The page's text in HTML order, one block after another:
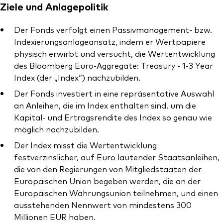
Ressourcen
Marktvolatilität
Research
Anbieterliste
Vanguard Modellportfolios
Vanguard Beratungsstudie
Ziele und Anlagepolitik
Der Fonds verfolgt einen Passivmanagement- bzw.
Indexierungsanlageansatz, indem er Wertpapiere
physisch erwirbt und versucht, die Wertentwicklung
des Bloomberg Euro-Aggregate: Treasury - 1-3 Year
Index (der „Index“) nachzubilden.
Der Fonds investiert in eine repräsentative Auswahl
an Anleihen, die im Index enthalten sind, um die
Kapital- und Ertragsrendite des Index so genau wie
möglich nachzubilden.
Der Index misst die Wertentwicklung
festverzinslicher, auf Euro lautender Staatsanleihen,
die von den Regierungen von Mitgliedstaaten der
Europäischen Union begeben werden, die an der
Europäischen Währungsunion teilnehmen, und einen
ausstehenden Nennwert von mindestens 300
Millionen EUR haben.